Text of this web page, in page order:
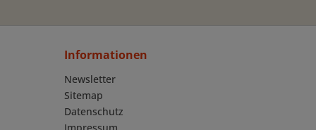
Informationen
Newsletter
Sitemap
Datenschutz